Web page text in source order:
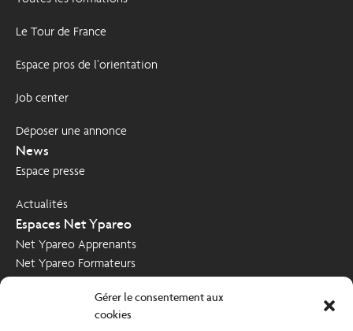
Gérer le consentement aux
cookies
Le Tour de France
Espace pros de l’orientation
Job center
Déposer une annonce
News
Espace presse
Actualités
Espaces Net Ypareo
Net Ypareo Apprenants
Net Ypareo Formateurs
Net Ypareo Entreprises
Nous contacter
Demande d’informations